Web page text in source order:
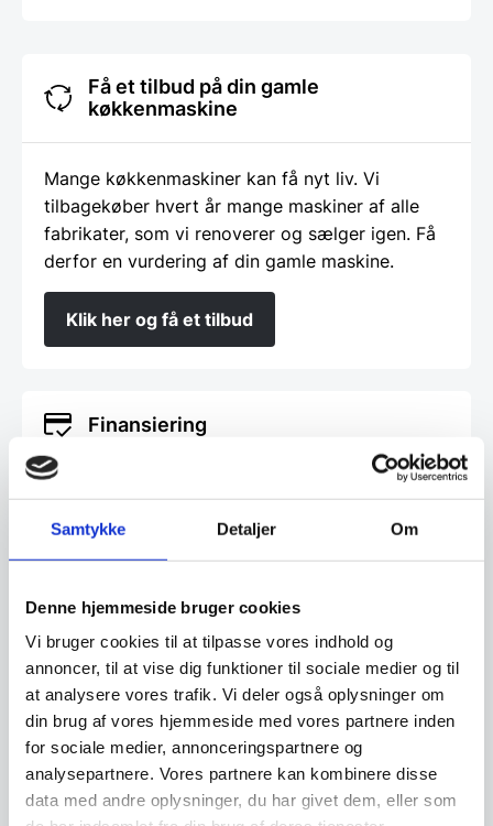
Samtykke Detaljer Om
Denne hjemmeside bruger cookies
Vi bruger cookies til at tilpasse vores indhold og
annoncer, til at vise dig funktioner til sociale medier og til
at analysere vores trafik. Vi deler også oplysninger om
din brug af vores hjemmeside med vores partnere inden
for sociale medier, annonceringspartnere og
analysepartnere. Vores partnere kan kombinere disse
data med andre oplysninger, du har givet dem, eller som
Få et tilbud på din gamle
køkkenmaskine
Mange køkkenmaskiner kan få nyt liv. Vi
tilbagekøber hvert år mange maskiner af alle
fabrikater, som vi renoverer og sælger igen. Få
derfor en vurdering af din gamle maskine.
Klik her og få et tilbud
Finansiering
Ønsker du at få dine varer finansieret har vi
både eget finansieringsselskab samt eksterne
Beregn og ansøg her
Har du spørgsmål til varen? Klik her
Vi prismatcher - Klik her